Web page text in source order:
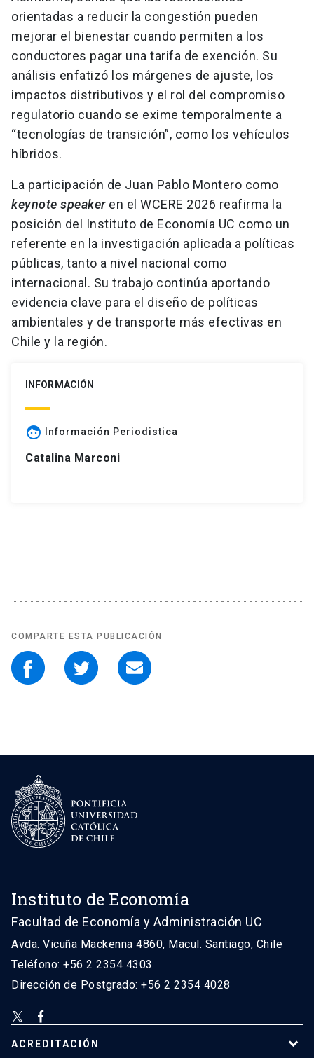
orientadas a reducir la congestión pueden
mejorar el bienestar cuando permiten a los
conductores pagar una tarifa de exención. Su
análisis enfatizó los márgenes de ajuste, los
impactos distributivos y el rol del compromiso
regulatorio cuando se exime temporalmente a
“tecnologías de transición”, como los vehículos
híbridos.
La participación de Juan Pablo Montero como
keynote speakeren el WCERE 2026 reafirma la
posición del Instituto de Economía UC como un
referente en la investigación aplicada a políticas
públicas, tanto a nivel nacional como
internacional. Su trabajo continúa aportando
evidencia clave para el diseño de políticas
ambientales y de transporte más efectivas en
Chile y la región.
INFORMACIÓN
face Información Periodistica
Catalina Marconi
COMPARTE ESTA PUBLICACIÓN
Instituto de Economía
Facultad de Economía y Administración UC
Avda. Vicuña Mackenna 4860, Macul. Santiago, Chile
Teléfono: +56 2 2354 4303
Dirección de Postgrado: +56 2 2354 4028
ACREDITACIÓN